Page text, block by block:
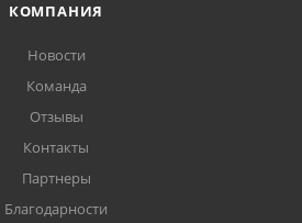
КОМПАНИЯ
Новости
Команда
Отзывы
Контакты
Партнеры
Благодарности